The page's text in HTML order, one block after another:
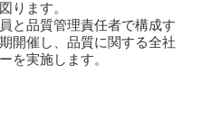
ります。
と品質管理責任者で構成す
開催し、品質に関する全社
を実施します。